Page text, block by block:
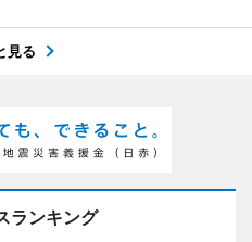
見る
ランキング